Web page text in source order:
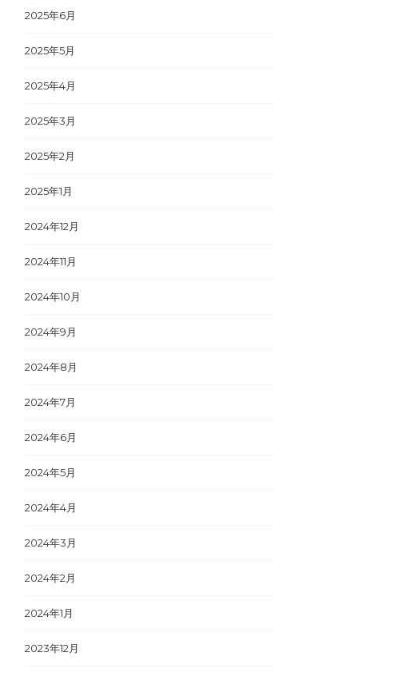
2025年6月
2025年5月
2025年4月
2025年3月
2025年2月
2025年1月
2024年12月
2024年11月
2024年10月
2024年9月
2024年8月
2024年7月
2024年6月
2024年5月
2024年4月
2024年3月
2024年2月
2024年1月
2023年12月